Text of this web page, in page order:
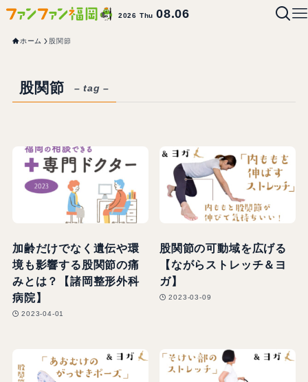
2026 Thu08.06
ホーム 股関節
股関節 – tag –
加齢だけでなく遺伝や環
境も影響する股関節の痛
みとは？【諸岡整形外科
病院】
2023-04-01
股関節の可動域を広げる
【ながらストレッチ＆ヨ
ガ】
2023-03-09